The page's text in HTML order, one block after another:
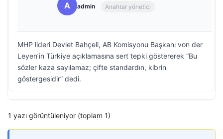
A admin Anahtar yönetici
MHP lideri Devlet Bahçeli, AB Komisyonu Başkanı von der
Leyen’in Türkiye açıklamasına sert tepki göstererek “Bu
sözler kaza sayılamaz; çifte standardın, kibrin
göstergesidir” dedi.
1 yazı görüntüleniyor (toplam 1)